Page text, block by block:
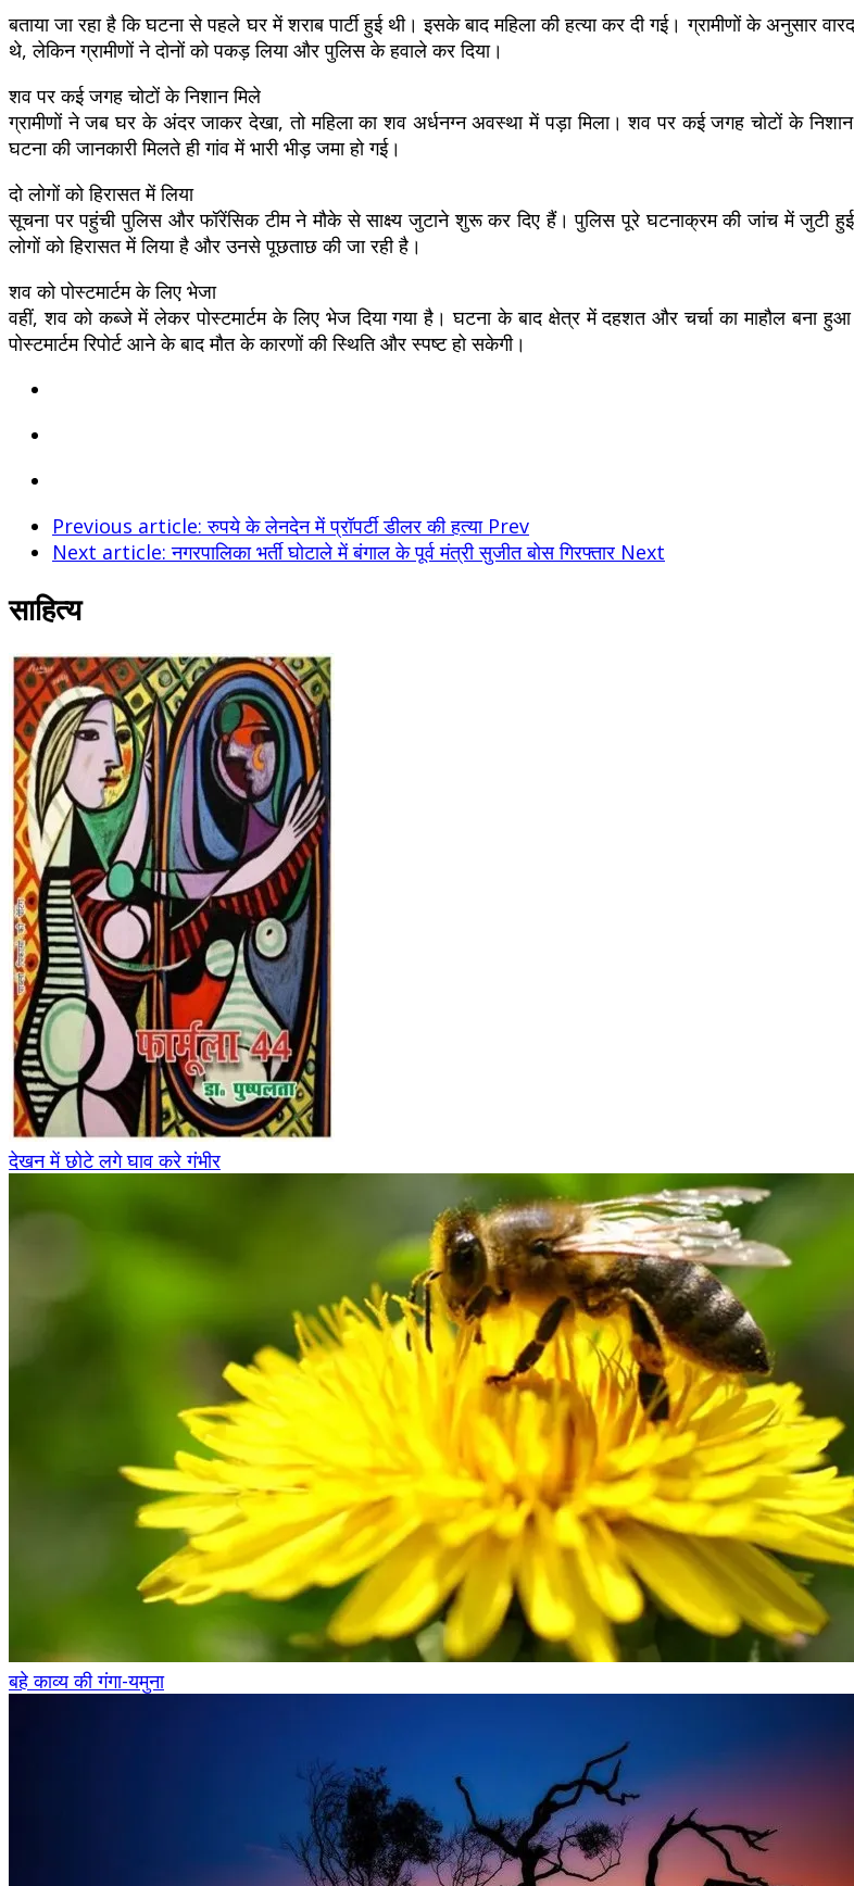
बताया जा रहा है कि घटना से पहले घर में शराब पार्टी हुई थी। इसके बाद महिला की हत्या कर दी गई। ग्रामीणों के अनुसार
थे, लेकिन ग्रामीणों ने दोनों को पकड़ लिया और पुलिस के हवाले कर दिया।
शव पर कई जगह चोटों के निशान मिले
ग्रामीणों ने जब घर के अंदर जाकर देखा, तो महिला का शव अर्धनग्न अवस्था में पड़ा मिला। शव पर कई जगह चोटों के
घटना की जानकारी मिलते ही गांव में भारी भीड़ जमा हो गई।
दो लोगों को हिरासत में लिया
सूचना पर पहुंची पुलिस और फॉरेंसिक टीम ने मौके से साक्ष्य जुटाने शुरू कर दिए हैं। पुलिस पूरे घटनाक्रम की जांच में जुटी
लोगों को हिरासत में लिया है और उनसे पूछताछ की जा रही है।
शव को पोस्टमार्टम के लिए भेजा
वहीं, शव को कब्जे में लेकर पोस्टमार्टम के लिए भेज दिया गया है। घटना के बाद क्षेत्र में दहशत और चर्चा का माहौल
पोस्टमार्टम रिपोर्ट आने के बाद मौत के कारणों की स्थिति और स्पष्ट हो सकेगी।
Previous article: रुपये के लेनदेन में प्रॉपर्टी डीलर की हत्या Prev
Next article: नगरपालिका भर्ती घोटाले में बंगाल के पूर्व मंत्री सुजीत बोस गिरफ्तार Next
साहित्य
देखन में छोटे लगे घाव करे गंभीर
बहे काव्य की गंगा-यमुना